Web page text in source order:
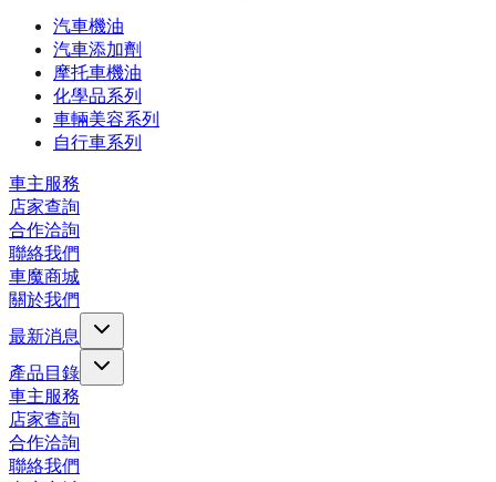
汽車機油
汽車添加劑
摩托車機油
化學品系列
車輛美容系列
自行車系列
車主服務
店家查詢
合作洽詢
聯絡我們
車魔商城
關於我們
最新消息
產品目錄
車主服務
店家查詢
合作洽詢
聯絡我們